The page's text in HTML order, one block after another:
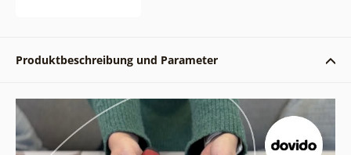
Produktbeschreibung und Parameter